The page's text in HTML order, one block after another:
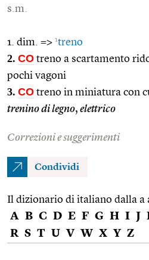
s.m.
1. dim. => 1treno
2. CO treno a scartamento
pochi vagoni
3. CO treno in miniatura con
trenino di legno, elettrico
Correzioni e suggerimenti
Condividi
Il dizionario di italiano dalla a
A B C D E F G H I J
R S T U V W X Y Z